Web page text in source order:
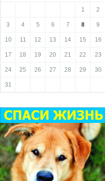
1 2
3 4 5 6 7 8 9
10 11 12 13 14 15 16
17 18 19 20 21 22 23
24 25 26 27 28 29 30
31